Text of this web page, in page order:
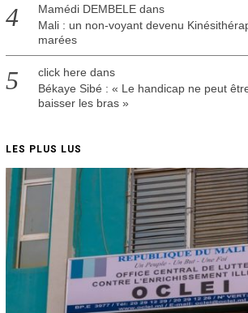
Mamédi DEMBELEdans
Mali : un non-voyant devenu
marées
click here dans
Békaye Sibé : « Le handicap ne peut
baisser les bras »
LES PLUS LUS